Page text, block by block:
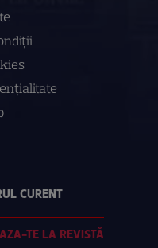
CURENT
TE LA REVISTĂ